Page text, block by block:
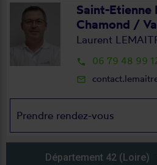
Saint-Etienne
Chamond /
Laurent
local_phone 06 79 48 99
mail_outline
Prendre rendez-vous